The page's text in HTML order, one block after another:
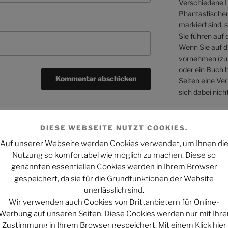
Nächster
Beitrag
WEITER
CSI – Den Tätern auf der Spur:
Staffel 7 hat begonnen
Verschiedene
markiert sind,
Sie führen auf
Wenn Sie auf
vornehmen
oder ein Buch
Seiten eine
sich dabei
Webseiten
DIESE WEBSEITE NUTZT COOKIES.
Auf unserer Webseite werden Cookies verwendet, um Ihnen die
Nutzung so komfortabel wie möglich zu machen. Diese so
genannten essentiellen Cookies werden in Ihrem Browser
gespeichert, da sie für die Grundfunktionen der Website
unerlässlich sind.
Wir verwenden auch Cookies von Drittanbietern für Online-
auf unseren Seiten. Diese Cookies werden nur mit
Zustimmung in Ihrem Browser gespeichert. Mit einem Klick hier